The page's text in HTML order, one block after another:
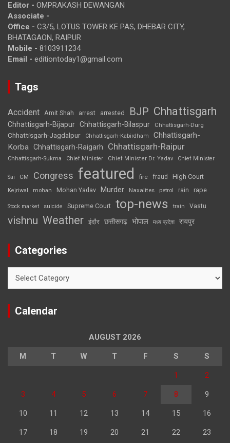
Editor - OMPRAKASH DEWANGAN
Associate -
Office - C3/5, LOTUS TOWER KE PAS, DHEBAR CITY,
BHATAGAON, RAIPUR
Mobile - 8103911234
Email - editiontoday1@gmail.com
Tags
Accident Amit Shah arrest arrested BJP Chhattisgarh
Chhattisgarh-Bijapur Chhattisgarh-Bilaspur Chhattisgarh-Durg
Chhattisgarh-Jagdalpur Chhattisgarh-Kabirdham
Chhattisgarh-
Korba Chhattisgarh-Raigarh Chhattisgarh-Raipur
Chhattisgarh-Sukma Chief Minister Chief Minister Dr. Yadav Chief Minister
Sai CM Congress featured fire fraud High Court
Kejriwal mohan Mohan Yadav Murder Naxalites petrol rain rape
Stock market suicide Supreme Court top-news train Vastu
vishnu Weather इंदौर छत्तीसगढ़ भोपाल मध्य प्रदेश रायपुर
Categories
Calendar
AUGUST 2026
M T W T F S S
1 2
3 4 5 6 7 8 9
10 11 12 13 14 15 16
17 18 19 20 21 22 23